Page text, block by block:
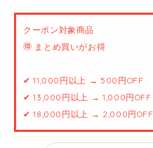
クーポン対象商品
🉐 まとめ買いがお得
✔ 11,000円以上 → 500円OFF
✔ 13,000円以上 → 1,000円OFF
✔ 18,000円以上 → 2,000円OFF